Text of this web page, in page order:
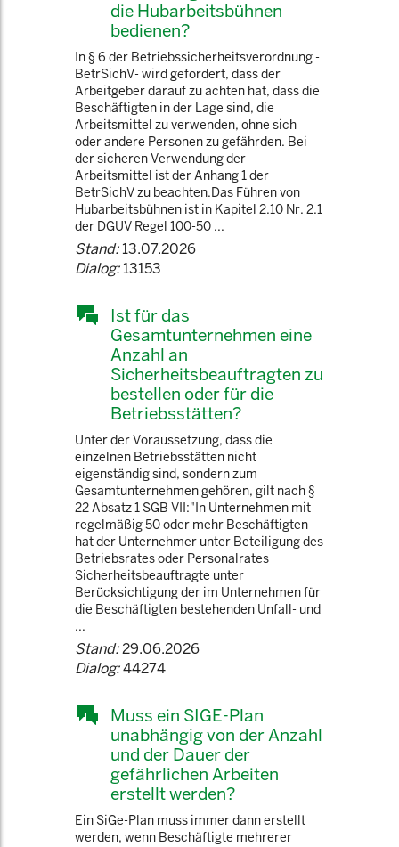
die Hubarbeitsbühnen
bedienen?
In § 6 der Betriebssicherheitsverordnung -
BetrSichV- wird gefordert, dass der
Arbeitgeber darauf zu achten hat, dass die
Beschäftigten in der Lage sind, die
Arbeitsmittel zu verwenden, ohne sich
oder andere Personen zu gefährden. Bei
der sicheren Verwendung der
Arbeitsmittel ist der Anhang 1 der
BetrSichV zu beachten.Das Führen von
Hubarbeitsbühnen ist in Kapitel 2.10 Nr. 2.1
der DGUV Regel 100-50 ...
Stand:13.07.2026
Dialog:13153
Ist für das
Gesamtunternehmen eine
Anzahl an
Sicherheitsbeauftragten zu
bestellen oder für die
Betriebsstätten?
Unter der Voraussetzung, dass die
einzelnen Betriebsstätten nicht
eigenständig sind, sondern zum
Gesamtunternehmen gehören, gilt nach §
22 Absatz 1 SGB VII:"In Unternehmen mit
regelmäßig 50 oder mehr Beschäftigten
hat der Unternehmer unter Beteiligung des
Betriebsrates oder Personalrates
Sicherheitsbeauftragte unter
Berücksichtigung der im Unternehmen für
die Beschäftigten bestehenden Unfall- und
...
Stand:29.06.2026
Dialog:44274
Muss ein SIGE-Plan
unabhängig von der Anzahl
und der Dauer der
gefährlichen Arbeiten
erstellt werden?
Ein SiGe-Plan muss immer dann erstellt
werden, wenn Beschäftigte mehrerer